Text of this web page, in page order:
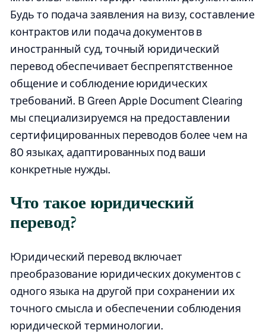
Будь то подача заявления на визу, составление
контрактов или подача документов в
иностранный суд, точный юридический
перевод обеспечивает беспрепятственное
общение и соблюдение юридических
требований. В Green Apple Document Clearing
мы специализируемся на предоставлении
сертифицированных переводов более чем на
80 языках, адаптированных под ваши
конкретные нужды.
Что такое юридический
перевод?
Юридический перевод включает
преобразование юридических документов с
одного языка на другой при сохранении их
точного смысла и обеспечении соблюдения
юридической терминологии.